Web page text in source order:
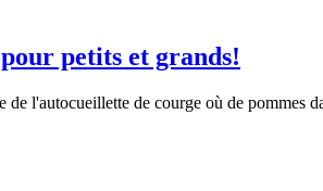
petits et grands!
de l'autocueillette de courge où de pommes